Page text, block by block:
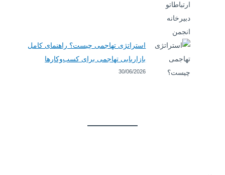
استراتژی تهاجمی چیست؟ راهنمای کامل
بازاریابی تهاجمی برای کسب‌وکارها
30/06/2026